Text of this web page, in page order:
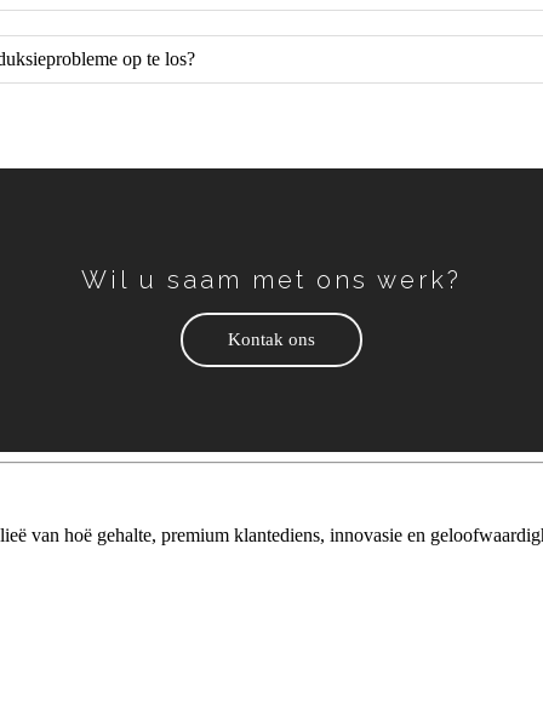
op te los?
Wil u saam met ons werk?
Kontak ons
van hoë gehalte, premium klantediens, innovasie en